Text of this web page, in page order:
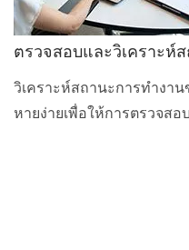
ตรวจสอบและวิเคราะห์
วิเคราะห์สถานะการทำงา
หายง่ายเพื่อให้การตรวจส